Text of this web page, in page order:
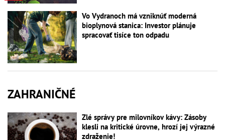
Vo Vydranoch má vzniknúť moderná
bioplynová stanica: Investor plánuje
spracovať tisíce ton odpadu
ZAHRANIČNÉ
Zlé správy pre milovníkov kávy: Zásoby
klesli na kritické úrovne, hrozí jej výrazné
zdraženie!